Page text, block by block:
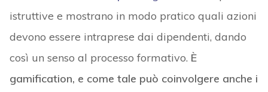
istruttive e mostrano in modo pratico quali azioni
devono essere intraprese dai dipendenti, dando
così un senso al processo formativo. È
gamification, e come tale può coinvolgere anche i